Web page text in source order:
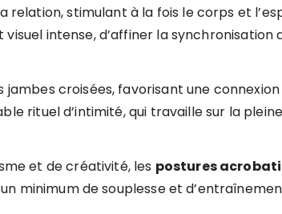
stimulant à la fois le corps et
intense, d’affiner la
croisées, favorisant une
rituel d’intimité, qui travaille sur la
et de créativité, les postures
minimum de souplesse et